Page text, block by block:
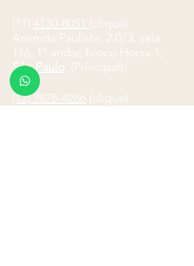
(11) 4130-8051 (clique)
​Avenida Paulista, 2.073, sala
116, 1º andar, bloco Horsa 1,
São Paulo. (Principal).
(12) 3878-4266 (clique)